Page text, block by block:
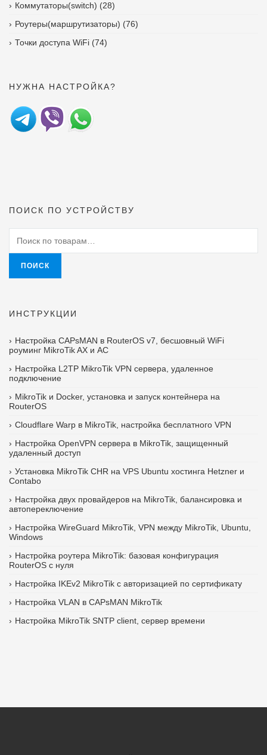
Коммутаторы(switch) (28)
Роутеры(маршрутизаторы) (76)
Точки доступа WiFi (74)
НУЖНА НАСТРОЙКА?
ПОИСК ПО УСТРОЙСТВУ
ПОИСК
ИНСТРУКЦИИ
Настройка CAPsMAN в RouterOS v7, бесшовный WiFi
роуминг MikroTik AX и AC
Настройка L2TP MikroTik VPN сервера, удаленное
подключение
MikroTik и Docker, установка и запуск контейнера на
RouterOS
Cloudflare Warp в MikroTik, настройка бесплатного VPN
Настройка OpenVPN сервера в MikroTik, защищенный
удаленный доступ
Установка MikroTik CHR на VPS Ubuntu хостинга Hetzner и
Contabo
Настройка двух провайдеров на MikroTik, балансировка и
автопереключение
Настройка WireGuard MikroTik, VPN между MikroTik, Ubuntu,
Windows
Настройка роутера MikroTik: базовая конфигурация
RouterOS с нуля
Настройка IKEv2 MikroTik с авторизацией по сертификату
Настройка VLAN в CAPsMAN MikroTik
Настройка MikroTik SNTP client, сервер времени